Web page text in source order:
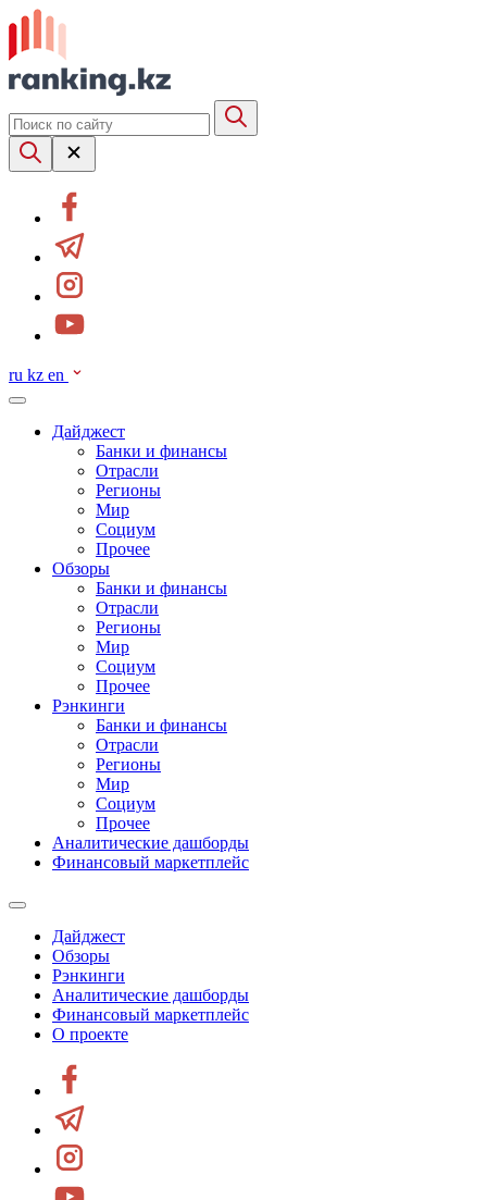
ru kz en
Дайджест
Банки и финансы
Отрасли
Регионы
Мир
Социум
Прочее
Обзоры
Банки и финансы
Отрасли
Регионы
Мир
Социум
Прочее
Рэнкинги
Банки и финансы
Отрасли
Регионы
Мир
Социум
Прочее
Аналитические дашборды
Финансовый маркетплейс
Дайджест
Обзоры
Рэнкинги
Аналитические дашборды
Финансовый маркетплейс
О проекте